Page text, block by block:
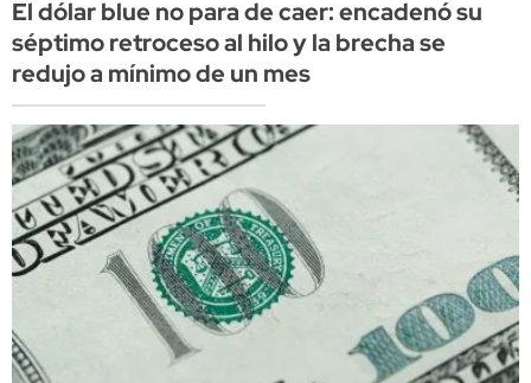
El dólar blue no para de caer: encadenó su
séptimo retroceso al hilo y la brecha se
redujo a mínimo de un mes